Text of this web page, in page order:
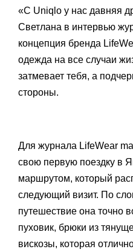
«С Uniqlo у нас давняя
Светлана в интервью
концепция бренда
одежда на все случаи
затмевает тебя, а
стороны.
Для журнала LifeWear
свою первую поездку в
маршрутом, который
следующий визит. По
путешествие она точно
пуховик, брюки из
вискозы, которая